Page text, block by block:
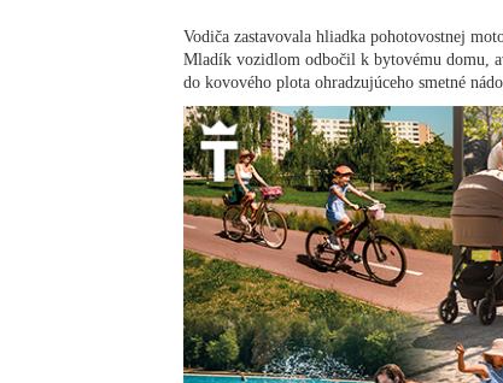
Vodiča zastavovala hliadka pohotovostnej
Mladík vozidlom odbočil k bytovému domu,
do kovového plota ohradzujúceho smetné